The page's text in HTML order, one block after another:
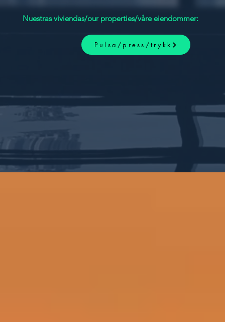
Nuestras viviendas/our properties/våre eiendommer:
Pulsa/press/trykk